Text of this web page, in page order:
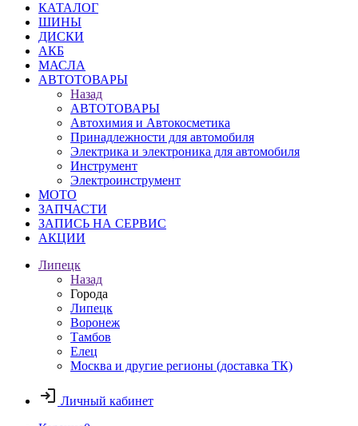
КАТАЛОГ
ШИНЫ
ДИСКИ
АКБ
МАСЛА
АВТОТОВАРЫ
Назад
АВТОТОВАРЫ
Автохимия и Автокосметика
Принадлежности для автомобиля
Электрика и электроника для автомобиля
Инструмент
Электроинструмент
МОТО
ЗАПЧАСТИ
ЗАПИСЬ НА СЕРВИС
АКЦИИ
Липецк
Назад
Города
Липецк
Воронеж
Тамбов
Елец
Москва и другие регионы (доставка ТК)
Личный кабинет